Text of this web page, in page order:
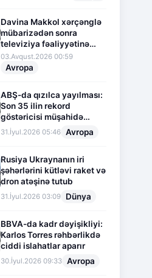
Davina Makkol xərçənglə
mübarizədən sonra
televiziya fəaliyyətinə
fasilə verir
03.Avqust.2026 00:59
Avropa
ABŞ-da qızılca yayılması:
Son 35 ilin rekord
göstəricisi müşahidə
olunur
31.İyul.2026 05:46 Avropa
Rusiya Ukraynanın iri
şəhərlərini kütləvi raket və
dron atəşinə tutub
31.İyul.2026 03:09 Dünya
BBVA-da kadr dəyişikliyi:
Karlos Torres rəhbərlikdə
ciddi islahatlar aparır
30.İyul.2026 09:33 Avropa